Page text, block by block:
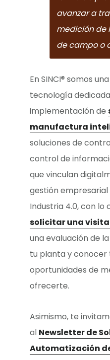
avanzar a
medición de
de campo o
En SINCI® somos
tecnología
implementación de
manufactura
soluciones de
control de
que vinculan
gestión
Industria 4.0, con lo
solicitar una
una evaluación de
tu planta y conocer
oportunidades de
ofrecerte.
Asimismo, te
al Newsletter de
Automatización